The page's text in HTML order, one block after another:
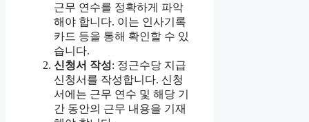
근무 연수를 정확하게 파악
해야 합니다. 이는 인사기록
카드 등을 통해 확인할 수 있
습니다.
신청서 작성: 정근수당 지급
신청서를 작성합니다. 신청
서에는 근무 연수 및 해당 기
간 동안의 근무 내용을 기재